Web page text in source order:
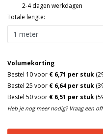
2-4 dagen werkdagen
Totale lengte:
Volumekorting
Bestel 10 voor € 6,71 per stuk
Bestel 25 voor € 6,64 per stuk
Bestel 50 voor € 6,51 per stuk
Heb je nog meer nodig? Vraag een